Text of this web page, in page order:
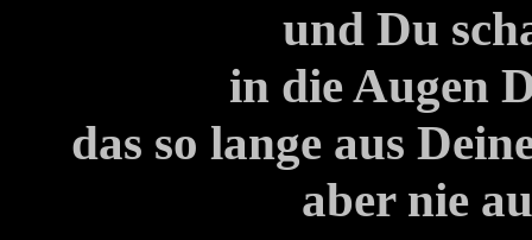
und Du
in die Augen
das so lange aus
aber nie